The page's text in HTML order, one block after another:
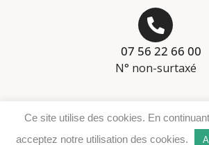
07 56 22 66 00
N° non-surtaxé
Téléchargement
Ce site utilise des cookies. En
acceptez notre utilisation des cookies.